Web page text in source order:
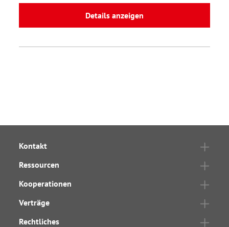
Details anzeigen
Kontakt
Ressourcen
Kooperationen
Verträge
Rechtliches